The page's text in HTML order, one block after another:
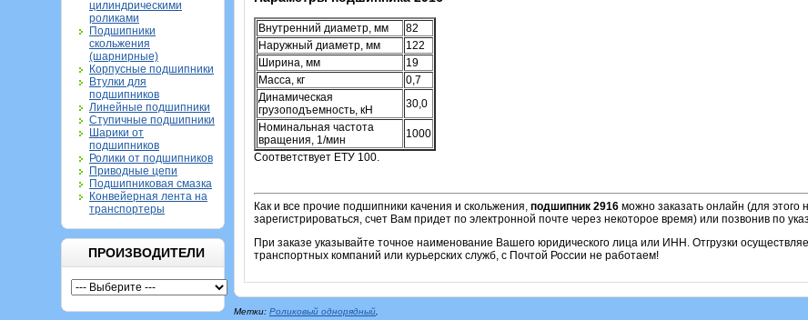
цилиндрическими
роликами
Подшипники
скольжения
(шарнирные)
Корпусные подшипники
Втулки для
подшипников
Линейные подшипники
Ступичные подшипники
Шарики от
подшипников
Ролики от подшипников
Приводные цепи
Подшипниковая смазка
Конвейерная лента на
транспортеры
ПРОИЗВОДИТЕЛИ
Внутренний диаметр, мм
82
Наружный диаметр, мм
122
Ширина, мм
19
Масса, кг
0,7
Динамическая
грузоподъемность, кН
30,0
Номинальная частота
вращения, 1/мин
1000
Соответствует ЕТУ 100.
Как и все прочие подшипники качения и скольжения, подшипник 2916 можно заказать онлайн (для этого
зарегистрироваться, счет Вам придет по электронной почте через некоторое время) или позвонив по
При заказе указывайте точное наименование Вашего юридического лица или ИНН. Отгрузки
транспортных компаний или курьерских служб, с Почтой России не работаем!
Метки: Роликовый однорядный